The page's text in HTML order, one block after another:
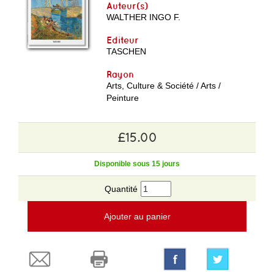
Auteur(s)
WALTHER INGO F.
Editeur
TASCHEN
Rayon
Arts, Culture & Société / Arts /
Peinture
£15.00
Disponible sous 15 jours
Quantité
Ajouter au panier